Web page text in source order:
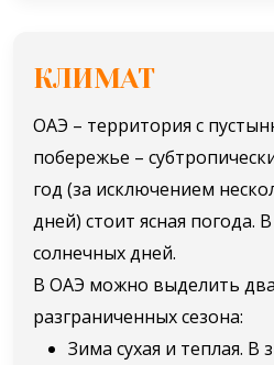
КЛИМАТ
ОАЭ – территория с
побережье –
год (за исключением
дней) стоит ясная погода.
солнечных дней.
В ОАЭ можно выделить
разграниченных сезона:
Зима сухая и теплая. В